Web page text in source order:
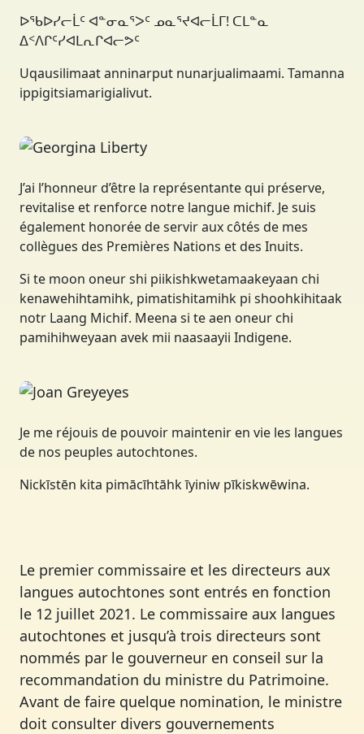
ᐅᖃᐅᓯᓕᒫᑦ ᐊᓐᓂᓇᕐᐳᑦ ᓄᓇᕐᔪᐊᓕᒫᒥ! ᑕᒪᓐᓇ
ᐃᑉᐱᒋᑦᓯᐊᒪᕆᒋᐊᓕᕗᑦ
Uqausilimaat anninarput nunarjualimaami. Tamanna
ippigitsiamarigialivut.
Georgina Liberty
J’ai l’honneur d’être la représentante qui préserve,
revitalise et renforce notre langue michif. Je suis
également honorée de servir aux côtés de mes
collègues des Premières Nations et des Inuits.
Si te moon oneur shi piikishkwetamaakeyaan chi
kenawehihtamihk, pimatishitamihk pi shoohkihitaak
notr Laang Michif. Meena si te aen oneur chi
pamihihweyaan avek mii naasaayii Indigene.
Joan Greyeyes
Je me réjouis de pouvoir maintenir en vie les langues
de nos peuples autochtones.
Nickīstēn kita pimācīhtāhk īyiniw pīkiskwēwina.
Le premier commissaire et les directeurs aux
langues autochtones sont entrés en fonction
le 12 juillet 2021. Le commissaire aux langues
autochtones et jusqu’à trois directeurs sont
nommés par le gouverneur en conseil sur la
recommandation du ministre du Patrimoine.
Avant de faire quelque nomination, le ministre
doit consulter divers gouvernements